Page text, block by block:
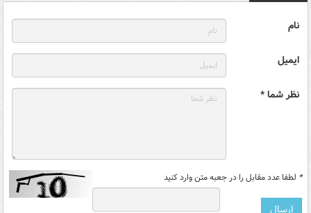
نام
ایمیل
نظر شما *
* لطفا عدد مقابل را در جعبه متن وارد کنید